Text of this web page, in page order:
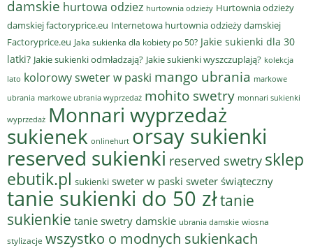
damskie hurtowa odziez hurtownia odzieży Hurtownia odzieży
damskiej factoryprice.eu Internetowa hurtownia odzieży damskiej
Factoryprice.eu Jaka sukienka dla kobiety po 50? Jakie sukienki dla 30
latki? Jakie sukienki odmładzają? Jakie sukienki wyszczuplają? kolekcja
lato kolorowy sweter w paski mango ubrania markowe
ubrania markowe ubrania wyprzedaż mohito swetry monnari sukienki
wyprzedaż Monnari wyprzedaż
sukienek onlinehurt orsay sukienki
reserved sukienki reserved swetry sklep
ebutik.pl sukienki sweter w paski sweter świąteczny
tanie sukienki do 50 złtanie
sukienkie tanie swetry damskie ubrania damskie wiosna
stylizacje wszystko o modnych sukienkach